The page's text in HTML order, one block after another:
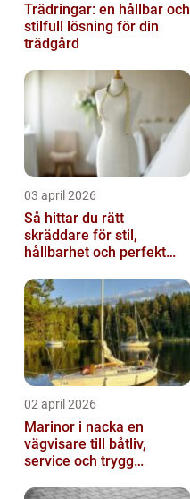
Trädringar: en hållbar och
stilfull lösning för din
trädgård
03 april 2026
Så hittar du rätt
skräddare för stil,
hållbarhet och perfekt
02 april 2026
Marinor i nacka en
vägvisare till båtliv,
service och trygg